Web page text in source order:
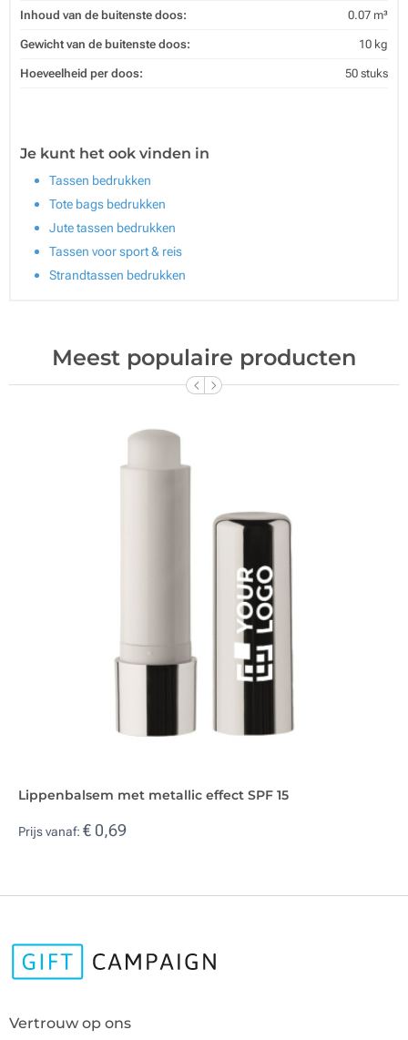
Inhoud van de buitenste doos: 0.07 m³
Gewicht van de buitenste doos: 10 kg
Hoeveelheid per doos: 50 stuks
Je kunt het ook vinden in
Tassen bedrukken
Tote bags bedrukken
Jute tassen bedrukken
Tassen voor sport & reis
Strandtassen bedrukken
Meest populaire producten
Lippenbalsem met metallic effect SPF 15
Prijs vanaf: € 0,69
Vertrouw op ons